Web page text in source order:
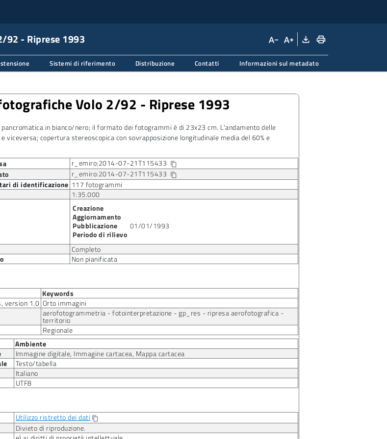
92 - Riprese 1993 text_decrease text_increase file_download print
Sistemi di riferimento Distribuzione Contatti Informazioni sul metadato
Volo 2/92 - Riprese 1993
in bianco/nero; il formato dei fotogrammi è di 23x23 cm. L'andamento delle
viceversa; copertura stereoscopica con sovrapposizione longitudinale media del 60% e
r_emiro:2014-07-21T115433 content_copy
r_emiro:2014-07-21T115433 content_copy
di identificazione 117 fotogrammi
1:35.000
Creazione
Aggiornamento
Pubblicazione
01/01/1993
Periodo di rilievo
Completo
Non pianificata
Keywords
version 1.0 Orto immagini
aerofotogrammetria - fotointerpretazione - gp_res - ripresa aerofotografica -
territorio
Regionale
Ambiente
Immagine digitale, Immagine cartacea, Mappa cartacea
Testo/tabella
Italiano
UTF8
Utilizzo ristretto dei dati content_copy
Divieto di riproduzione.